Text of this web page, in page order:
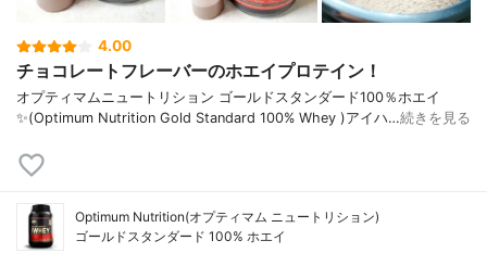
4.00
チョコレートフレーバーのホエイプロテイン！
オプティマムニュートリション ゴールドスタンダード100％ホエイ
✨(Optimum Nutrition Gold Standard 100% Whey )アイハ…続きを見る
Optimum Nutrition(オプティマム ニュートリション)
ゴールドスタンダード 100% ホエイ